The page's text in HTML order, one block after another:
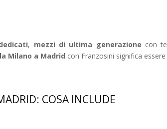
, mezzi di ultima generazione con
Milano a Madrid con Franzosini significa
COSA INCLUDE